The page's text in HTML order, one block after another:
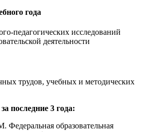
года
педагогических исследований
деятельности
трудов, учебных и методических
последние 3 года:
Федеральная образовательная